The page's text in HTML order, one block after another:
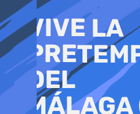
al
contenido